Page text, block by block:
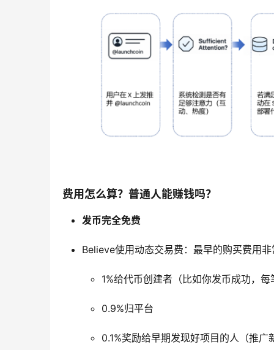
费用怎么算？普通人能赚钱吗？
发币完全免费
Believe使用动态交易费：最早的购买费用
1%给代币创建者（比如你发币成功，
0.9%归平台
0.1%奖励给早期发现好项目的人（推广